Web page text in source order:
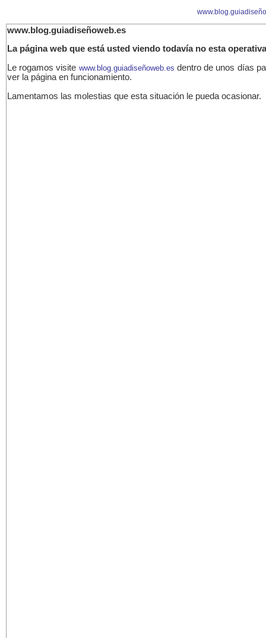
www.blog.guiadiseñoweb.es
La página web que está usted viendo todavía no esta
Le rogamos visite www.blog.guiadiseñoweb.es dentro de unos días
ver la página en funcionamiento.
Lamentamos las molestias que esta situación le pueda ocasionar.